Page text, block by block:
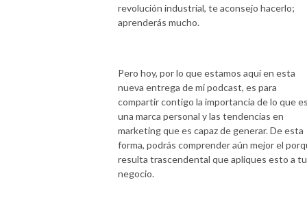
revolución industrial, te aconsejo hacerlo;
aprenderás mucho.
Pero hoy, por lo que estamos aquí en esta
nueva entrega de mi podcast, es para
compartir contigo la importancia de lo que
una marca personal y las tendencias en
marketing que es capaz de generar. De esta
forma, podrás comprender aún mejor el
resulta trascendental que apliques esto a tu
negocio.